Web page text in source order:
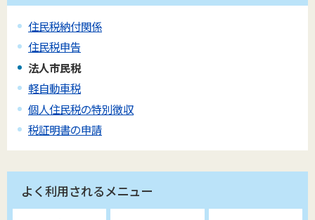
住民税納付関係
住民税申告
法人市民税
軽自動車税
個人住民税の特別徴収
税証明書の申請
よく利用されるメニュー